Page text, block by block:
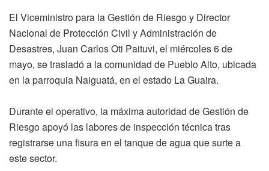
El Viceministro para la Gestión de Riesgo y Director
Nacional de Protección Civil y Administración de
Desastres, Juan Carlos Oti Paituvi, el miércoles 6 de
mayo, se trasladó a la comunidad de Pueblo Alto, ubicada
en la parroquia Naiguatá, en el estado La Guaira.
Durante el operativo, la máxima autoridad de Gestión de
Riesgo apoyó las labores de inspección técnica tras
registrarse una fisura en el tanque de agua que surte a
este sector.